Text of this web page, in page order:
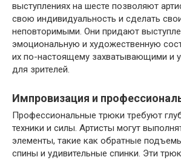
выступлениях на шесте позволяют
свою индивидуальность и сделать
неповторимыми. Они придают
эмоциональную и художественную
их по-настоящему захватывающими и
для зрителей.
Импровизация и
Профессиональные трюки требуют
техники и силы. Артисты могут
элементы, такие как обратные
спины и удивительные спинки. Эти